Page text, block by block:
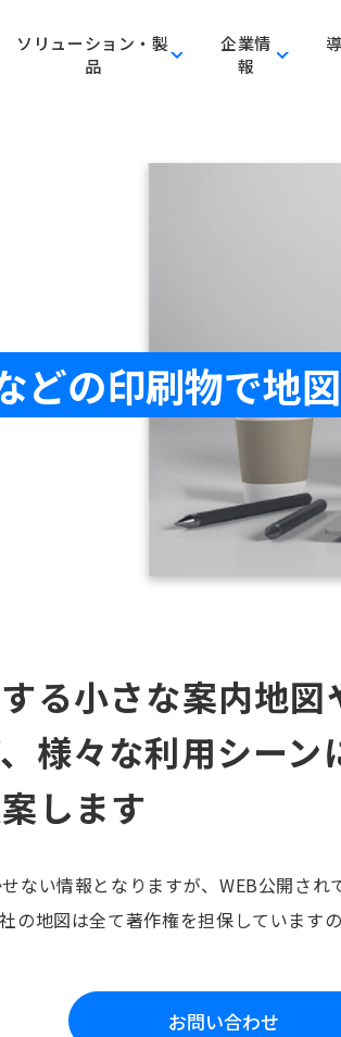
ソリューション・製
品
企業情
報
どの印刷物で地
る小さな案内地
様々な利用シー
します
ない情報となりますが、WEB公開さ
の地図は全て著作権を担保しています
お問い合わせ